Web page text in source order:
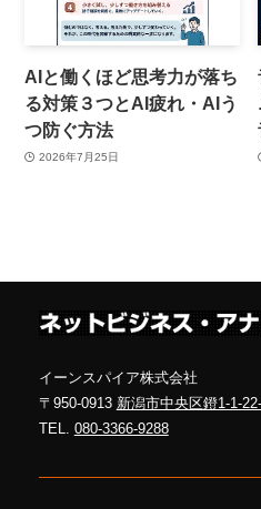
AIと働くほど思考力が落ち
る対策３つとAI疲れ・AIう
つ防ぐ方法
2026年7月25日
イーンスパイア株式会社
〒950-0913 新潟市中央区鐙1-1-
TEL. 080-3366-9288